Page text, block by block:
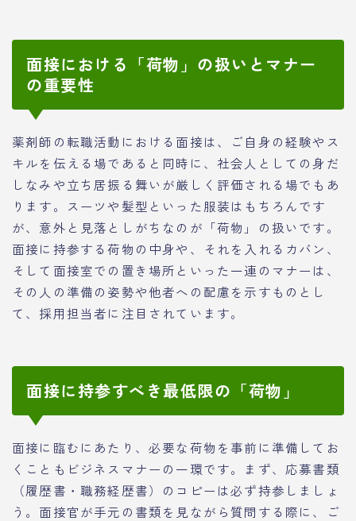
面接における「荷物」の扱いとマナー
の重要性
薬剤師の転職活動における面接は、ご自身の経験やス
キルを伝える場であると同時に、社会人としての身だ
しなみや立ち居振る舞いが厳しく評価される場でもあ
ります。スーツや髪型といった服装はもちろんです
が、意外と見落としがちなのが「荷物」の扱いです。
面接に持参する荷物の中身や、それを入れるカバン、
そして面接室での置き場所といった一連のマナーは、
その人の準備の姿勢や他者への配慮を示すものとし
て、採用担当者に注目されています。
面接に持参すべき最低限の「荷物」
面接に臨むにあたり、必要な荷物を事前に準備してお
くこともビジネスマナーの一環です。まず、応募書類
（履歴書・職務経歴書）のコピーは必ず持参しましょ
う。面接官が手元の書類を見ながら質問する際に、ご